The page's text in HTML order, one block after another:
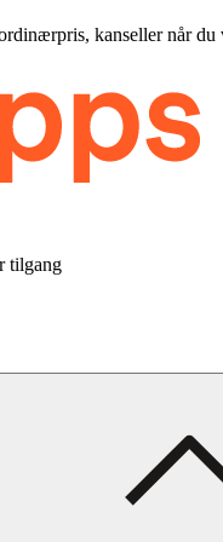
kanseller når
tilgang